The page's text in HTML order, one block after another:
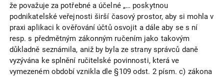
že považuje za potřebné a účelné „… poskytnou
podnikatelské veřejnosti širší časový prostor, aby si mohla v
praxi aplikaci k ověřování účtů osvojit a dále aby se s ní
resp. s předmětným zákonným ručením jako takovým
důkladně seznámila, aniž by byla ze strany správců daně
vyzývána ke splnění ručitelské povinnosti, která ve
vymezeném období vznikla dle §109 odst. 2 písm. c) zákona